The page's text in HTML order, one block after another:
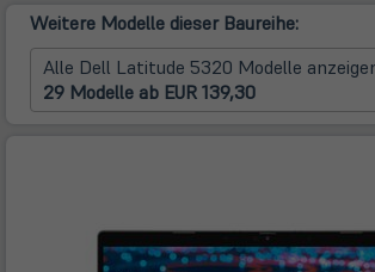
Weitere Modelle dieser Baureihe:
Alle Dell Latitude 5320 Modelle
29 Modelle ab EUR 139,30